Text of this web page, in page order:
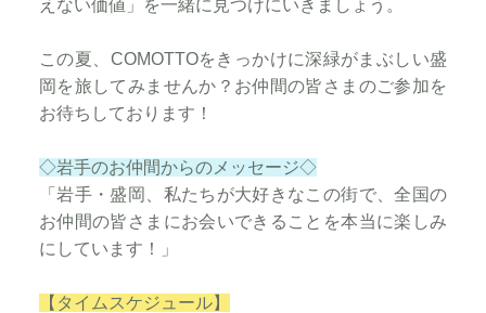
えない価値」を一緒に見つけにいきましょう。
この夏、COMOTTOをきっかけに深緑がまぶしい盛
岡を旅してみませんか？お仲間の皆さまのご参加を
お待ちしております！
◇岩手のお仲間からのメッセージ◇
「岩手・盛岡、私たちが大好きなこの街で、全国の
お仲間の皆さまにお会いできることを本当に楽しみ
にしています！」
【タイムスケジュール】